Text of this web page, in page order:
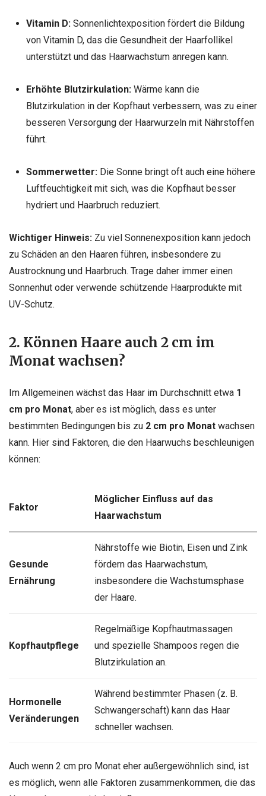
Vitamin D:Sonnenlichtexposition fördert die Bildung
von Vitamin D, das die Gesundheit der Haarfollikel
unterstützt und das Haarwachstum anregen kann.
Erhöhte Blutzirkulation:Wärme kann die
Blutzirkulation in der Kopfhaut verbessern, was zu einer
besseren Versorgung der Haarwurzeln mit Nährstoffen
führt.
Sommerwetter:Die Sonne bringt oft auch eine höhere
Luftfeuchtigkeit mit sich, was die Kopfhaut besser
hydriert und Haarbruch reduziert.
Wichtiger Hinweis: Zu viel Sonnenexposition kann jedoch
zu Schäden an den Haaren führen, insbesondere zu
Austrocknung und Haarbruch. Trage daher immer einen
Sonnenhut oder verwende schützende Haarprodukte mit
UV-Schutz.
2. Können Haare auch 2 cm im
Monat wachsen?
Im Allgemeinen wächst das Haar im Durchschnitt etwa 1
cm pro Monat, aber es ist möglich, dass es unter
bestimmten Bedingungen bis zu 2 cm pro Monat wachsen
kann. Hier sind Faktoren, die den Haarwuchs beschleunigen
können:
Faktor
Möglicher Einfluss auf das
Haarwachstum
Gesunde
Ernährung
Nährstoffe wie Biotin, Eisen und Zink
fördern das Haarwachstum,
insbesondere die Wachstumsphase
der Haare.
Kopfhautpflege
Regelmäßige Kopfhautmassagen
und spezielle Shampoos regen die
Blutzirkulation an.
Hormonelle
Veränderungen
Während bestimmter Phasen (z. B.
Schwangerschaft) kann das Haar
schneller wachsen.
Auch wenn 2 cm pro Monat eher außergewöhnlich sind, ist
es möglich, wenn alle Faktoren zusammenkommen, die das